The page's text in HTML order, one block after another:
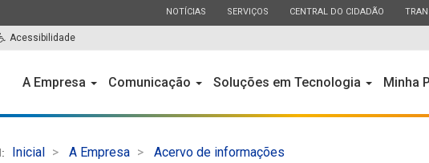
ESTADO
NOTÍCIAS ESTADO
SERVIÇOS ESTADO
CENTRAL DO CIDADÃO
Acessibilidade
do
A Empresa Comunicação Soluções em Tecnologia Minha
Inicial A Empresa
Acervo de informações